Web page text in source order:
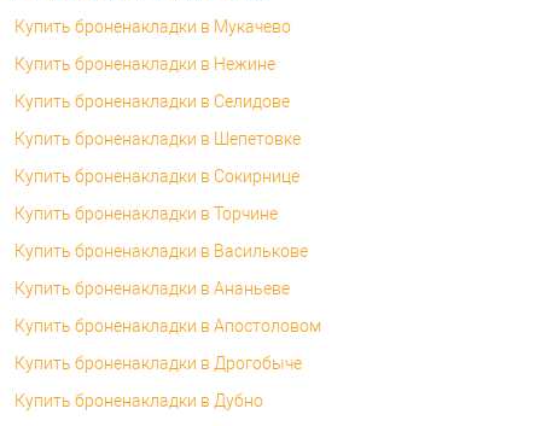
Купить броненакладки в Мукачево
Купить броненакладки в Нежине
Купить броненакладки в Селидове
Купить броненакладки в Шепетовке
Купить броненакладки в Сокирнице
Купить броненакладки в Торчине
Купить броненакладки в Василькове
Купить броненакладки в Ананьеве
Купить броненакладки в Апостоловом
Купить броненакладки в Дрогобыче
Купить броненакладки в Дубно